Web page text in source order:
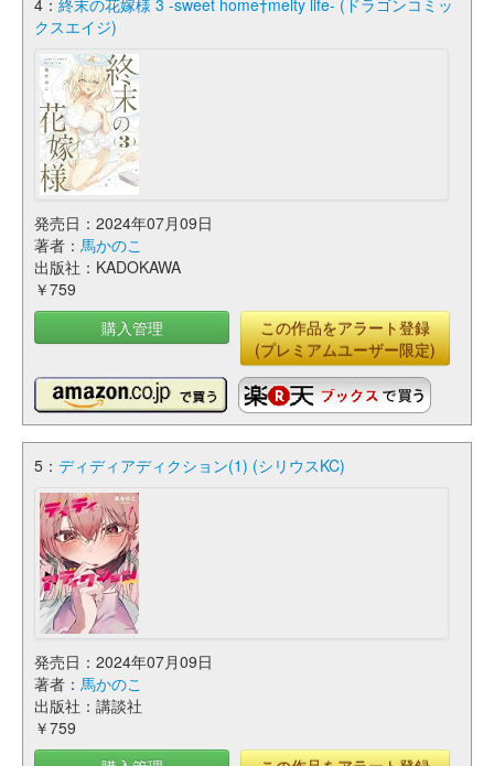
4： 終末の花嫁様 3 -sweet home†melty life- (ドラゴンコミッ
クスエイジ)
発売日：2024年07月09日
著者： 馬かのこ
出版社：KADOKAWA
￥759
購入管理
この作品をアラート登録
(プレミアムユーザー限定)
5： ディディアディクション(1) (シリウスKC)
発売日：2024年07月09日
著者： 馬かのこ
出版社：講談社
￥759